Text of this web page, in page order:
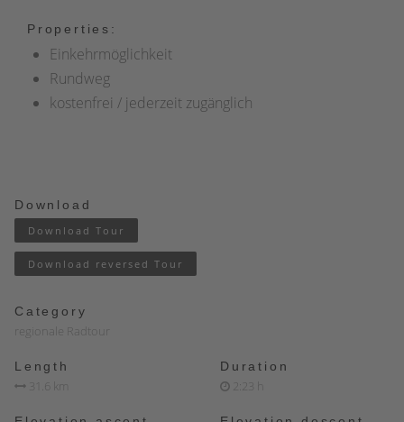
Properties:
Einkehrmöglichkeit
Rundweg
kostenfrei / jederzeit zugänglich
Download
Download Tour
Download reversed Tour
Category
regionale Radtour
Length
31.6 km
Duration
2:23 h